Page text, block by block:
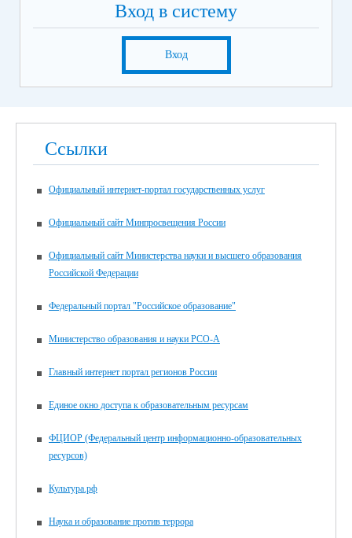
Вход в систему
Вход
Ссылки
Официальный интернет-портал государственных услуг
Официальный сайт Минпросвещения России
Официальный сайт Министерства науки и высшего образования
Российской Федерации
Федеральный портал "Российское образование"
Министерство образования и науки РСО-А
Главный интернет портал регионов России
Единое окно доступа к образовательным ресурсам
ФЦИОР (Федеральный центр информационно-образовательных
ресурсов)
Культура.рф
Наука и образование против террора